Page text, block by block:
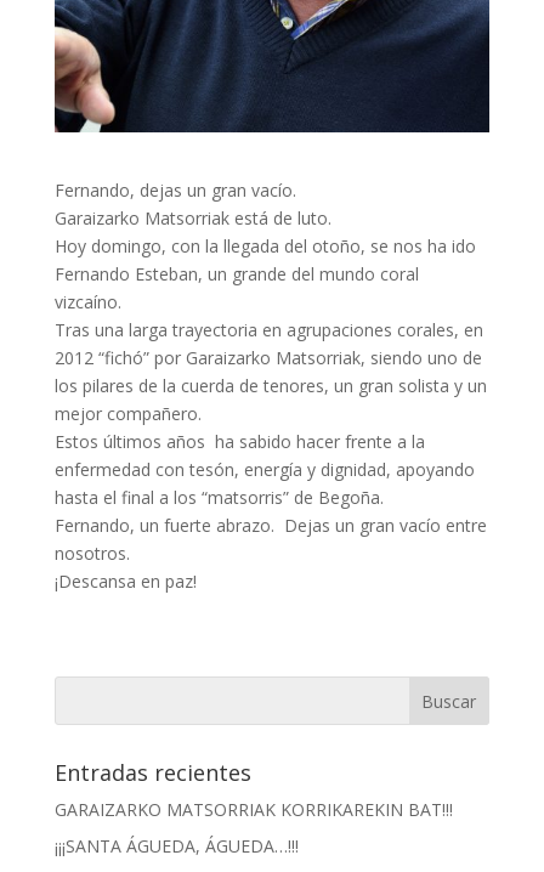
Fernando, dejas un gran vacío.
Garaizarko Matsorriak está de luto.
Hoy domingo, con la llegada del otoño, se nos ha ido
Fernando Esteban, un grande del mundo coral
vizcaíno.
Tras una larga trayectoria en agrupaciones corales, en
2012 “fichó” por Garaizarko Matsorriak, siendo uno de
los pilares de la cuerda de tenores, un gran solista y un
mejor compañero.
Estos últimos años ha sabido hacer frente a la
enfermedad con tesón, energía y dignidad, apoyando
hasta el final a los “matsorris” de Begoña.
Fernando, un fuerte abrazo. Dejas un gran vacío entre
nosotros.
¡Descansa en paz!
Entradas recientes
GARAIZARKO MATSORRIAK KORRIKAREKIN BAT!!!
¡¡¡SANTA ÁGUEDA, ÁGUEDA…!!!